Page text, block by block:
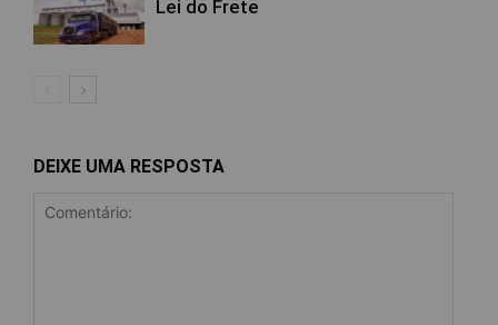
Lei do Frete
DEIXE UMA RESPOSTA